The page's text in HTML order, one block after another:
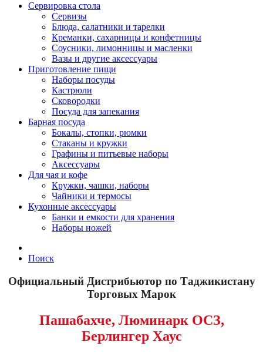
Сервировка стола
Сервизы
Блюда, салатники и тарелки
Креманки, сахарницы и конфетницы
Соусники, лимонницы и масленки
Вазы и другие аксессуары
Приготовление пищи
Наборы посуды
Кастрюли
Сковородки
Посуда для запекания
Барная посуда
Бокалы, стопки, рюмки
Стаканы и кружки
Графины и питьевые наборы
Аксессуары
Для чая и кофе
Кружки, чашки, наборы
Чайники и термосы
Кухонные аксессуары
Банки и емкости для хранения
Наборы ножей
Поиск
Официальный Дистрибьютор по Таджикистану
Торговых Марок
Пашабахче, Люминарк ОСЗ,
Берлингер Хаус